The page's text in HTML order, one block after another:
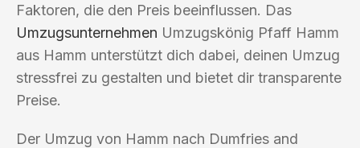
Faktoren, die den Preis beeinflussen. Das
Umzugsunternehmen Umzugskönig Pfaff Hamm
aus Hamm unterstützt dich dabei, deinen Umzug
stressfrei zu gestalten und bietet dir transparente
Preise.
Der Umzug von Hamm nach Dumfries and